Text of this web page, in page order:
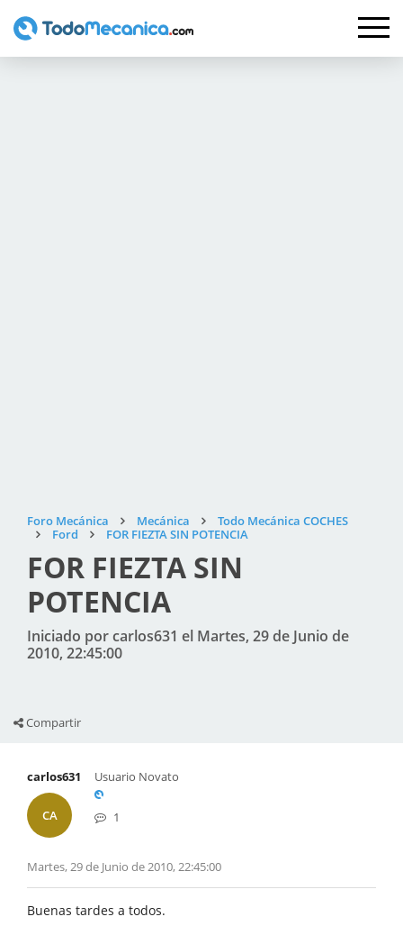
Foro Mecánica Mecánica
Todo Mecánica COCHES
Ford
FOR FIEZTA SIN POTENCIA
FOR FIEZTA SIN
POTENCIA
Iniciado por carlos631 el Martes, 29 de Junio de
2010, 22:45:00
Compartir
carlos631
CA
Usuario Novato
1
Martes, 29 de Junio de 2010, 22:45:00
Buenas tardes a todos.